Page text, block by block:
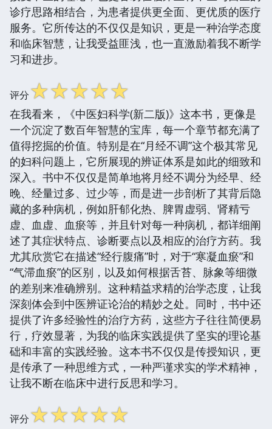
诊疗思路相结合，为患者提供更全面、更优质的医疗
服务。它所传达的不仅仅是知识，更是一种治学态度
和临床智慧，让我受益匪浅，也一直激励着我不断学
习和进步。
评分☆☆☆☆☆
在我看来，《中医妇科学(新二版)》这本书，更像是
一个沉淀了数百年智慧的宝库，每一个章节都充满了
值得挖掘的价值。特别是在“月经不调”这个极其常见
的妇科问题上，它所展现的辨证体系是如此的细致和
深入。书中不仅仅是简单地将月经不调分为经早、经
晚、经量过多、过少等，而是进一步剖析了其背后隐
藏的多种病机，例如肝郁化热、脾胃虚弱、肾精亏
虚、血虚、血瘀等，并且针对每一种病机，都详细阐
述了其症状特点、诊断要点以及相应的治疗方药。我
尤其欣赏它在描述“经行腹痛”时，对于“寒凝血瘀”和
“气滞血瘀”的区别，以及如何根据舌苔、脉象等细微
的差别来准确辨别。这种精益求精的治学态度，让我
深刻体会到中医辨证论治的精妙之处。同时，书中还
提供了许多经验性的治疗方药，这些方子往往简便易
行，疗效显著，为我的临床实践提供了坚实的理论基
础和丰富的实践经验。这本书不仅仅是传授知识，更
是传承了一种思维方式，一种严谨求实的学术精神，
让我不断在临床中进行反思和学习。
评分☆☆☆☆☆